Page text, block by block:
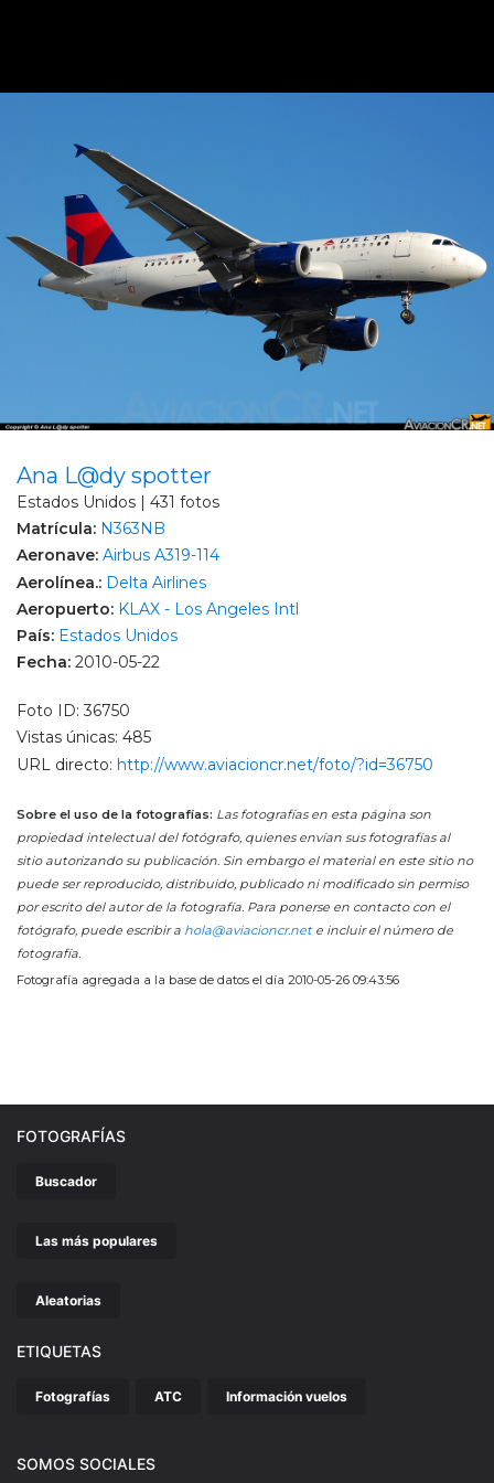
Ana L@dy spotter
Estados Unidos | 431 fotos
Matrícula: N363NB
Aeronave: Airbus A319-114
Aerolínea.: Delta Airlines
Aeropuerto: KLAX - Los Angeles Intl
País: Estados Unidos
Fecha: 2010-05-22
Foto ID: 36750
Vistas únicas: 485
URL directo: http://www.aviacioncr.net/foto/?id=36750
Sobre el uso de la fotografías: Las fotografías en esta página son
propiedad intelectual del fotógrafo, quienes envían sus fotografías al
sitio autorizando su publicación. Sin embargo el material en este sitio no
puede ser reproducido, distribuido, publicado ni modificado sin permiso
por escrito del autor de la fotografía. Para ponerse en contacto con el
fotógrafo, puede escribir a hola@aviacioncr.nete incluir el número de
fotografía.
Fotografía agregada a la base de datos el día 2010-05-26 09:43:56
FOTOGRAFÍAS
Buscador
Las más populares
Aleatorias
ETIQUETAS
Fotografías ATC Información vuelos
SOMOS SOCIALES